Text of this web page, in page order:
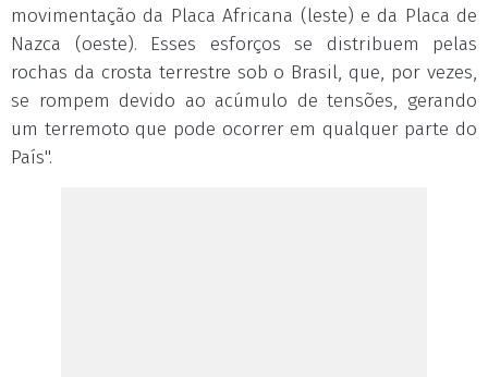
movimentação da Placa Africana (leste) e da Placa de
Nazca (oeste). Esses esforços se distribuem pelas
rochas da crosta terrestre sob o Brasil, que, por vezes,
se rompem devido ao acúmulo de tensões, gerando
um terremoto que pode ocorrer em qualquer parte do
País".